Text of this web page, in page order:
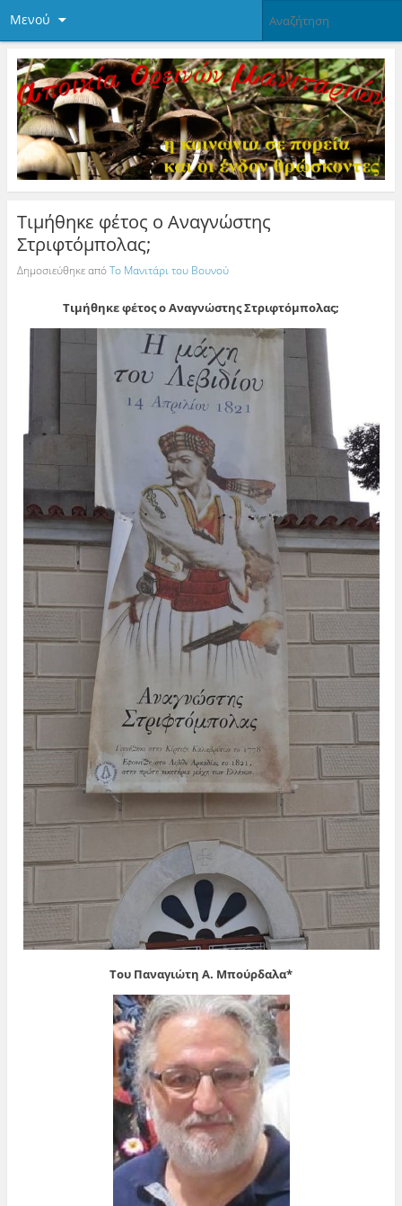
Μενού
Τιμήθηκε φέτος ο Αναγνώστης
Στριφτόμπολας;
Δημοσιεύθηκε απόΤο Μανιτάρι του Βουνού
Τιμήθηκε φέτος ο Αναγνώστης Στριφτόμπολας;
Του Παναγιώτη Α. Μπούρδαλα*